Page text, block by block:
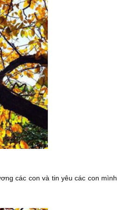
các con và tin yêu các con mình